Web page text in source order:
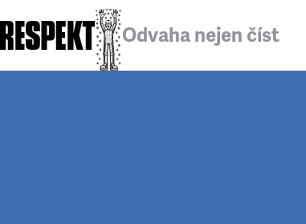
Odvaha nejen číst